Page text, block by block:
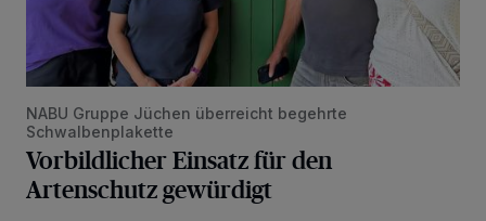
NABU Gruppe Jüchen überreicht begehrte
Schwalbenplakette
Vorbildlicher Einsatz für den
Artenschutz gewürdigt